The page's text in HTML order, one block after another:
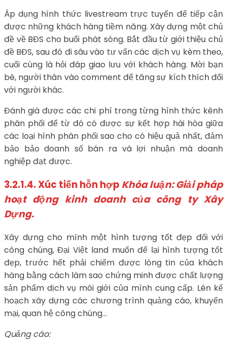
Áp dụng hình thức livestream trực tuyến để tiếp cận
được những khách hàng tiềm năng. Xây dựng một chủ
đề về BĐS cho buổi phát sóng. Bắt đầu từ giới thiệu chủ
đề BĐS, sau đó đi sâu vào tư vấn các dịch vụ kèm theo,
cuối cùng là hỏi đáp giao lưu với khách hàng. Mời bạn
bè, người thân vào comment để tăng sự kích thích đối
với người khác.
Đánh giá được các chi phí trong từng hình thức kênh
phân phối để từ đó có được sự kết hợp hài hòa giữa
các loại hình phân phối sao cho có hiệu quả nhất, đảm
bảo bảo doanh số bán ra và lợi nhuận mà doanh
nghiệp đạt được.
3.2.1.4. Xúc tiến hỗn hợp Khóa luận: Giải pháp
hoạt động kinh doanh của công ty Xây
Dựng.
Xây dựng cho mình một hình tượng tốt đẹp đối với
công chúng, Đại Việt land muốn để lại hình tượng tốt
đẹp, trước hết phải chiếm được lòng tin của khách
hàng bằng cách làm sao chứng minh được chất lượng
sản phẩm dịch vụ môi giới của mình cung cấp. Lên kế
hoạch xây dựng các chương trình quảng cáo, khuyến
mại, quan hệ công chúng…
Quảng cáo: